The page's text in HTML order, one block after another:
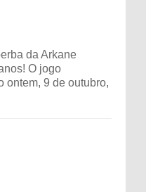
da Arkane
O jogo
ontem, 9 de outubro,